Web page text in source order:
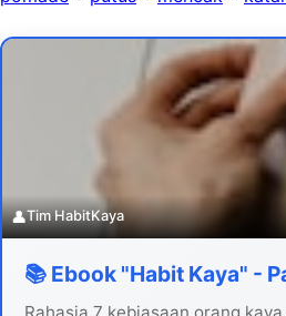
👤Tim HabitKaya
📚 Ebook "Habit Kaya" -